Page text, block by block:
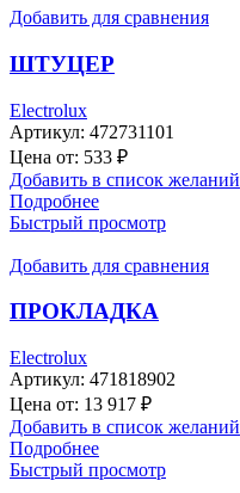
Добавить для сравнения
ШТУЦЕР
Electrolux
Артикул: 472731101
Цена от: 533 ₽
Добавить в список желаний
Подробнее
Быстрый просмотр
Добавить для сравнения
ПРОКЛАДКА
Electrolux
Артикул: 471818902
Цена от: 13 917 ₽
Добавить в список желаний
Подробнее
Быстрый просмотр